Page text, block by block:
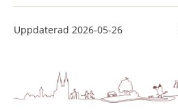
Uppdaterad 2026-05-26